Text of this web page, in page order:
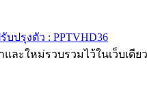
ปรุงตัว : PPTVHD36
ใหม่รวบรวมไว้ในเว็บเดียว